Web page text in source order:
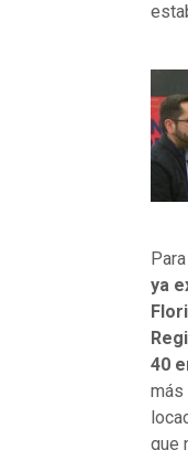
ya
40
más
que